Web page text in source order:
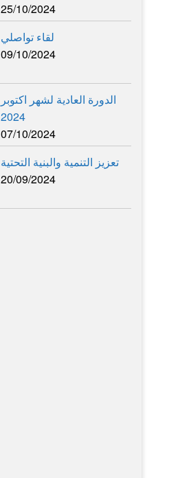
25/10/2024
لقاء تواصلي
09/10/2024
الدورة العادية لشهر اكتوبر
2024
07/10/2024
تعزيز التنمية والبنية التحتية
20/09/2024